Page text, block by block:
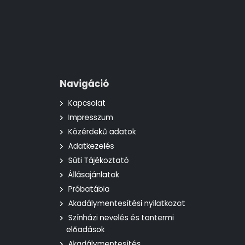
Navigáció
Kapcsolat
Impresszum
Közérdekű adatok
Adatkezelés
Süti Tájékoztató
Állásajánlatok
Próbatábla
Akadálymentesítési nyilatkozat
Színházi nevelés és tantermi
előadások